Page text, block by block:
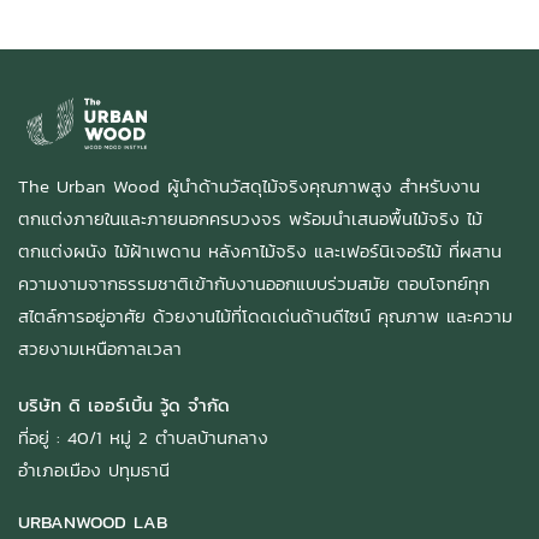
The Urban Wood ผู้นำด้านวัสดุไม้จริงคุณภาพสูง สำหรับงาน
ตกแต่งภายในและภายนอกครบวงจร พร้อมนำเสนอพื้นไม้จริง ไม้
ตกแต่งผนัง ไม้ฝ้าเพดาน หลังคาไม้จริง และเฟอร์นิเจอร์ไม้ ที่ผสาน
ความงามจากธรรมชาติเข้ากับงานออกแบบร่วมสมัย ตอบโจทย์ทุก
สไตล์การอยู่อาศัย ด้วยงานไม้ที่โดดเด่นด้านดีไซน์ คุณภาพ และความ
สวยงามเหนือกาลเวลา
บริษัท ดิ เออร์เบิ้น วู้ด จำกัด
ที่อยู่ : 40/1 หมู่ 2 ตำบลบ้านกลาง
อำเภอเมือง ปทุมธานี
URBANWOOD LAB